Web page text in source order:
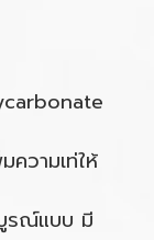
วามเท่ให้
รณ์แบบ มี